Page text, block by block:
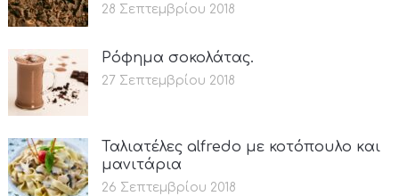
28 Σεπτεμβρίου 2018
Ρόφημα σοκολάτας.
27 Σεπτεμβρίου 2018
Ταλιατέλες alfredo με κοτόπουλο και
μανιτάρια
26 Σεπτεμβρίου 2018